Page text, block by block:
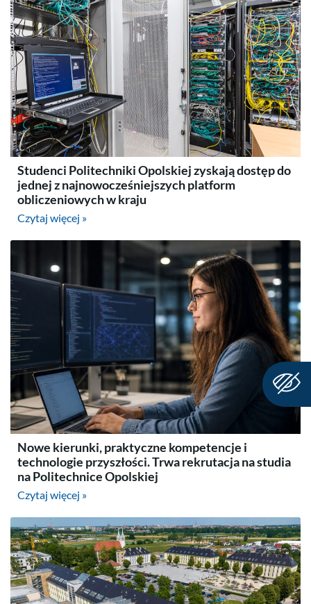
Studenci Politechniki Opolskiej zyskają dostęp do
jednej z najnowocześniejszych platform
obliczeniowych w kraju
Czytaj więcej »
Nowe kierunki, praktyczne kompetencje i
technologie przyszłości. Trwa rekrutacja na studia
na Politechnice Opolskiej
Czytaj więcej »